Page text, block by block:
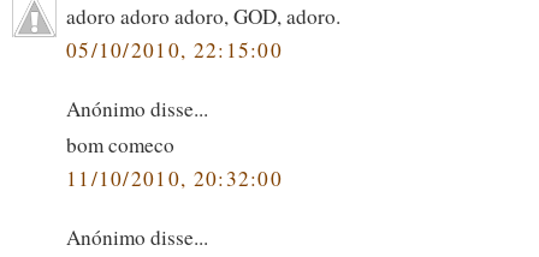
adoro adoro adoro, GOD, adoro.
05/10/2010, 22:15:00
Anónimo disse...
bom comeco
11/10/2010, 20:32:00
Anónimo disse...